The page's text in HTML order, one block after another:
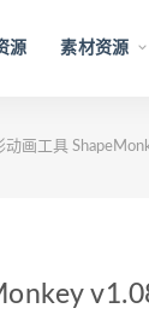
源 素材资源
画工具